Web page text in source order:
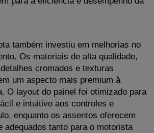
também investiu em melhorias no
Os materiais de alta qualidade,
cromados e texturas
um aspecto mais premium à
O layout do painel foi otimizado para
e intuitivo aos controles e
enquanto os assentos oferecem
adequados tanto para o motorista